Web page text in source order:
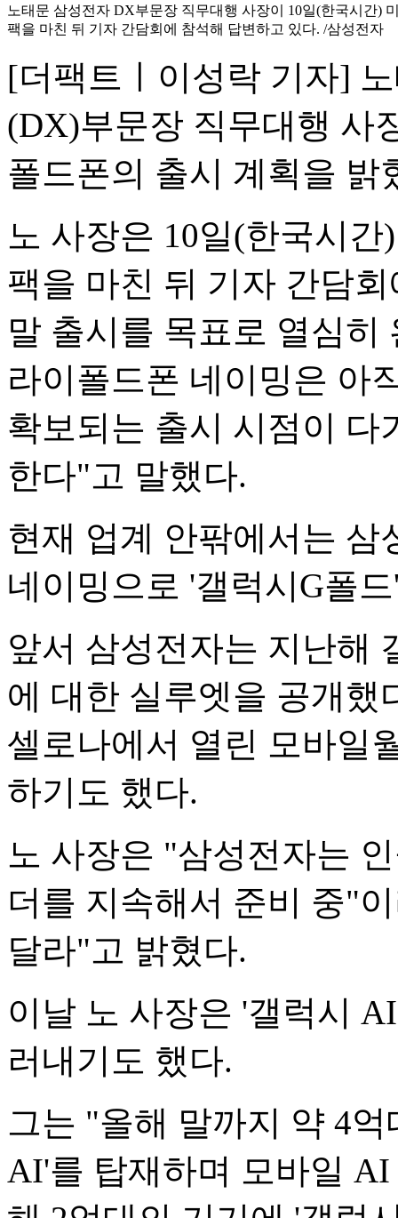
노태문 삼성전자 DX부문장 직무대행 사장이 10일(한국시간)
팩을 마친 뒤 기자 간담회에 참석해 답변하고 있다. /삼성전자
[더팩트ㅣ이성락 기자]
(DX)부문장 직무대행 사
폴드폰의 출시 계획을 밝
노 사장은 10일(한국시
팩을 마친 뒤 기자 간담
말 출시를 목표로 열심
라이폴드폰 네이밍은 아
확보되는 출시 시점이 다
한다"고 말했다.
현재 업계 안팎에서는
네이밍으로 '갤럭시G폴
앞서 삼성전자는 지난해
에 대한 실루엣을 공개했
셀로나에서 열린 모바일
하기도 했다.
노 사장은 "삼성전자는
더를 지속해서 준비 중"
달라"고 밝혔다.
이날 노 사장은 '갤럭시
러내기도 했다.
그는 "올해 말까지 약 4
AI'를 탑재하며 모바일